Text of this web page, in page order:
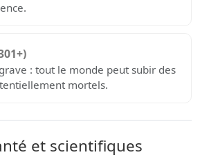
: tout le monde peut subir des
mortels.
et scientifiques